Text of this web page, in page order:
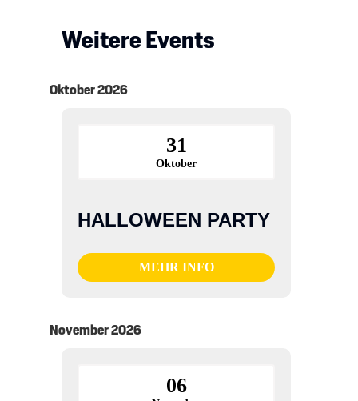
Weitere Events
Oktober 2026
31
Oktober
HALLOWEEN PARTY
MEHR INFO
November 2026
06